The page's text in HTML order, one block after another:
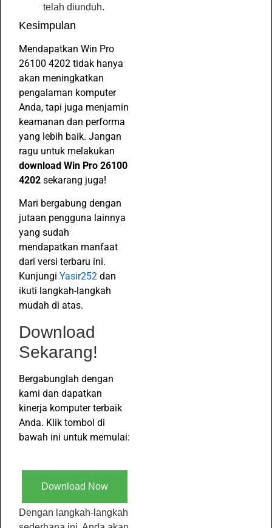
telah diunduh.
Kesimpulan
Mendapatkan Win Pro
26100 4202 tidak hanya
akan meningkatkan
pengalaman komputer
Anda, tapi juga menjamin
keamanan dan performa
yang lebih baik. Jangan
ragu untuk melakukan
download Win Pro 26100
4202 sekarang juga!
Mari bergabung dengan
jutaan pengguna lainnya
yang sudah
mendapatkan manfaat
dari versi terbaru ini.
Kunjungi Yasir252 dan
ikuti langkah-langkah
mudah di atas.
Download
Sekarang!
Bergabunglah dengan
kami dan dapatkan
kinerja komputer terbaik
Anda. Klik tombol di
bawah ini untuk memulai:
Download Now
Dengan langkah-langkah